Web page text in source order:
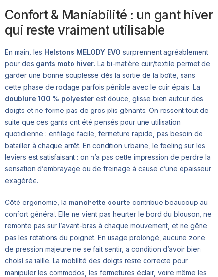
Confort & Maniabilité : un gant hiver
qui reste vraiment utilisable
En main, les Helstons MELODY EVO surprennent agréablement
pour des gants moto hiver. La bi-matière cuir/textile permet de
garder une bonne souplesse dès la sortie de la boîte, sans
cette phase de rodage parfois pénible avec le cuir épais. La
doublure 100 % polyester est douce, glisse bien autour des
doigts et ne forme pas de gros plis gênants. On ressent tout de
suite que ces gants ont été pensés pour une utilisation
quotidienne : enfilage facile, fermeture rapide, pas besoin de
batailler à chaque arrêt. En condition urbaine, le feeling sur les
leviers est satisfaisant : on n’a pas cette impression de perdre la
sensation d’embrayage ou de freinage à cause d’une épaisseur
exagérée.
Côté ergonomie, la manchette courte contribue beaucoup au
confort général. Elle ne vient pas heurter le bord du blouson, ne
remonte pas sur l’avant-bras à chaque mouvement, et ne gêne
pas les rotations du poignet. En usage prolongé, aucune zone
de pression majeure ne se fait sentir, à condition d’avoir bien
choisi sa taille. La mobilité des doigts reste correcte pour
manipuler les commodos, les fermetures éclair, voire même les